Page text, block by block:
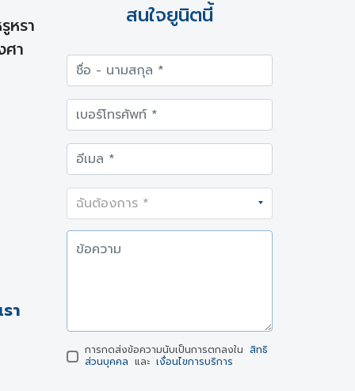
หรา
ศา
า
สนใจยูนิตนี้
การกดส่งข้อความนับเป็นการตกลงใน สิทธิ
ส่วนบุคคล และ เงื่อนไขการบริการ